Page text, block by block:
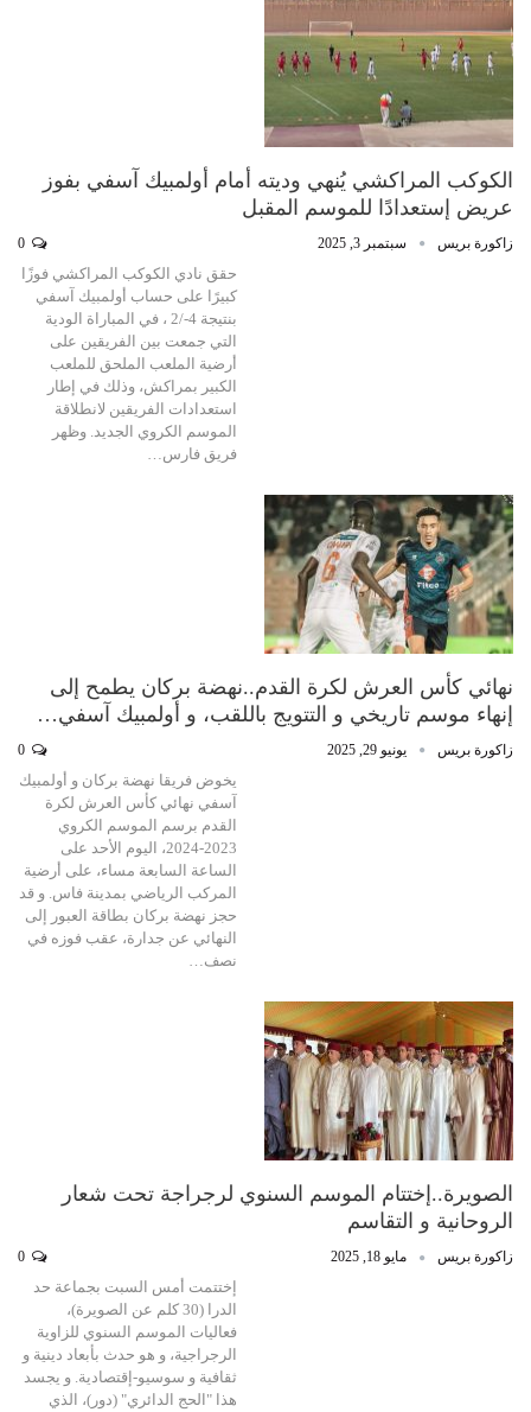
الكوكب المراكشي يُنهي وديته أمام أولمبيك آسفي بفوز
عريض إستعدادًا للموسم المقبل
زاكورة بريس سبتمبر 3, 2025
حقق نادي الكوكب المراكشي فوزًا
كبيرًا على حساب أولمبيك آسفي
بنتيجة 4-/2 ، في المباراة الودية
التي جمعت بين الفريقين على
أرضية الملعب الملحق للملعب
الكبير بمراكش، وذلك في إطار
استعدادات الفريقين لانطلاقة
الموسم الكروي الجديد. وظهر
فريق فارس…
نهائي كأس العرش لكرة القدم..نهضة بركان يطمح إلى
إنهاء موسم تاريخي و التتويج باللقب، و أولمبيك آسفي…
زاكورة بريس يونيو 29, 2025
يخوض فريقا نهضة بركان و أولمبيك
آسفي نهائي كأس العرش لكرة
القدم برسم الموسم الكروي
2023-2024، اليوم الأحد على
الساعة السابعة مساء، على أرضية
المركب الرياضي بمدينة فاس. و قد
حجز نهضة بركان بطاقة العبور إلى
النهائي عن جدارة، عقب فوزه في
نصف…
الصويرة..إختتام الموسم السنوي لرجراجة تحت شعار
الروحانية و التقاسم
زاكورة بريس مايو 18, 2025
إختتمت أمس السبت بجماعة حد
الدرا (30 كلم عن الصويرة)،
فعاليات الموسم السنوي للزاوية
الرجراجية، و هو حدث بأبعاد دينية و
ثقافية و سوسيو-إقتصادية. و يجسد
هذا "الحج الدائري" (دور)، الذي